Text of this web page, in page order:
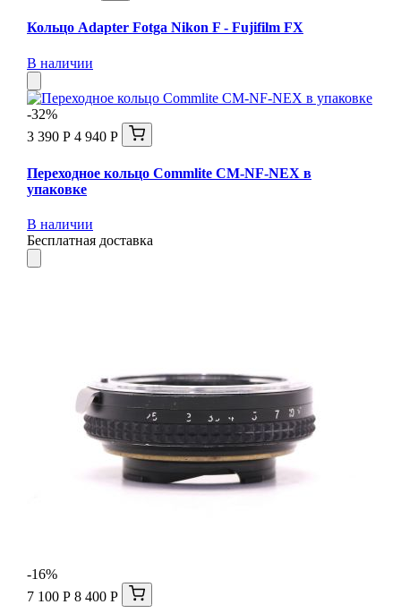
Кольцо Adapter Fotga Nikon F - Fujifilm FX
В наличии
-32%
3 390 Р 4 940 Р
Переходное кольцо Commlite CM-NF-NEX в
упаковке
В наличии
Бесплатная доставка
-16%
7 100 Р 8 400 Р